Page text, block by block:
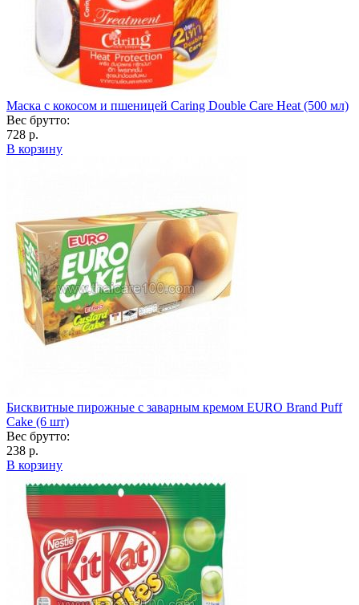
Маска с кокосом и пшеницей Caring Double Care Heat (500 мл)
Вес брутто:
728 р.
В корзину
Бисквитные пирожные с заварным кремом EURO Brand Puff
Cake (6 шт)
Вес брутто:
238 р.
В корзину